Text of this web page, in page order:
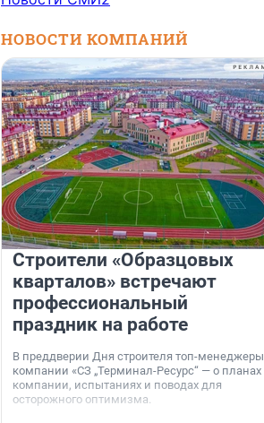
НОВОСТИ КОМПАНИЙ
Строители «Образцовых
кварталов» встречают
профессиональный
праздник на работе
В преддверии Дня строителя топ-менеджеры
компании «СЗ „Терминал-Ресурс“ — о планах
компании, испытаниях и поводах для
осторожного оптимизма.